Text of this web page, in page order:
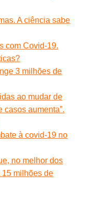
A ciência sabe
com Covid-19.
3 milhões de
ao mudar de
casos aumenta”.
à covid-19 no
no melhor dos
milhões de